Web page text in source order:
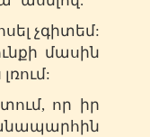
չգիտեմ:
մասին
որ իր